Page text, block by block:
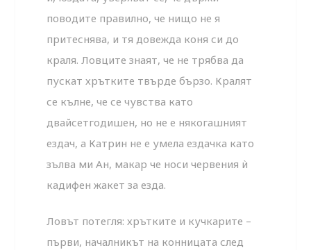
поводите правилно, че нищо не я
притеснява, и тя довежда коня си до
краля. Ловците знаят, че не трябва да
пускат хрътките твърде бързо. Кралят
се кълне, че се чувства като
двайсетгодишен, но не е някогашният
ездач, а Катрин не е умела ездачка като
зълва ми Ан, макар че носи червения ѝ
кадифен жакет за езда.
Ловът потегля: хрътките и кучкарите –
първи, началникът на конницата след